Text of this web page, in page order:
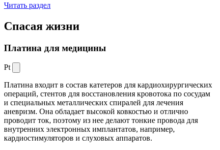
Читать раздел
Спасая жизни
Платина для медицины
Pt
Платина входит в состав катетеров для кардиохирургических
операций, стентов для восстановления кровотока по сосудам
и специальных металлических спиралей для лечения
аневризм. Она обладает высокой ковкостью и отлично
проводит ток, поэтому из нее делают тонкие провода для
внутренних электронных имплантатов, например,
кардиостимуляторов и слуховых аппаратов.